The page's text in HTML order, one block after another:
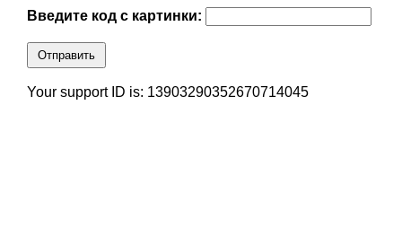
Введите код с картинки:
Отправить
Your support ID is: 13903290352670714045